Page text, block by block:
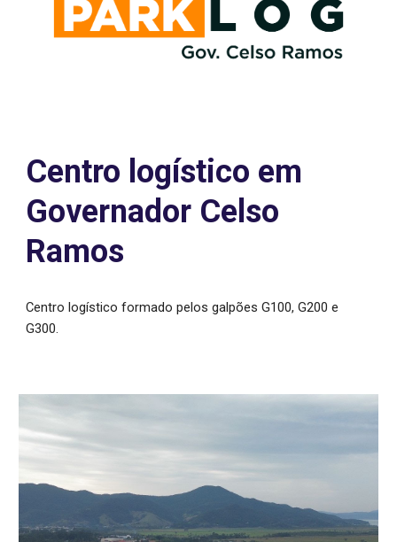
Centro logístico em
Governador Celso
Ramos
Centro logístico formado pelos galpões G100, G200 e
G300.